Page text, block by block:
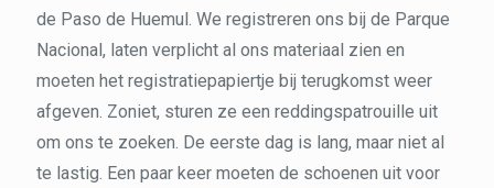
de Paso de Huemul. We registreren ons bij de Parque
Nacional, laten verplicht al ons materiaal zien en
moeten het registratiepapiertje bij terugkomst weer
afgeven. Zoniet, sturen ze een reddingspatrouille uit
om ons te zoeken. De eerste dag is lang, maar niet al
te lastig. Een paar keer moeten de schoenen uit voor